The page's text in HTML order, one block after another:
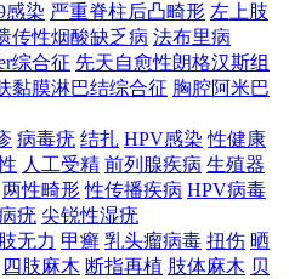
感染 严重脊柱后凸畸形 左上肢
传性烟酸缺乏病 法布里病
综合征 先天自愈性朗格汉斯组
黏膜淋巴结综合征 胸腔阿米巴
病毒疣 结扎 HPV感染 性健康
人工受精 前列腺疾病 生殖器
两性畸形 性传播疾病 HPV病毒
疣 尖锐性湿疣
无力 甲癣 乳头瘤病毒 扭伤 晒
四肢麻木 断指再植 肢体麻木 贝